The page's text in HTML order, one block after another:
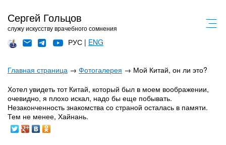
Сергей Гольцов
служу искусству врачебного сомнения
РУС | ENG
Главная страница → Фотогалерея → Мой Китай, он ли это?
Хотел увидеть тот Китай, который был в моем воображении,
очевидно, я плохо искал, надо бы еще побывать.
Незаконченность знакомства со страной осталась в памяти.
Тем не менее, Хайнань.